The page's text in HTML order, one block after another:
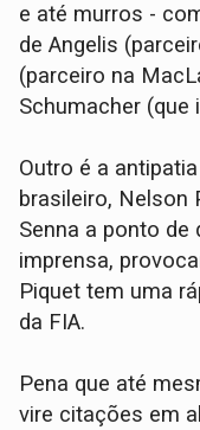
e até murros -
de Angelis
(parceiro na
Schumacher (que
Outro é a
brasileiro, Nelson
Senna a ponto de
imprensa,
Piquet tem uma
da FIA.
Pena que até
vire citações em